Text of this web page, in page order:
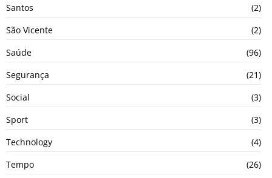
Santos
(2)
São Vicente
(2)
Saúde
(96)
Segurança
(21)
Social
(3)
Sport
(3)
Technology
(4)
Tempo
(26)